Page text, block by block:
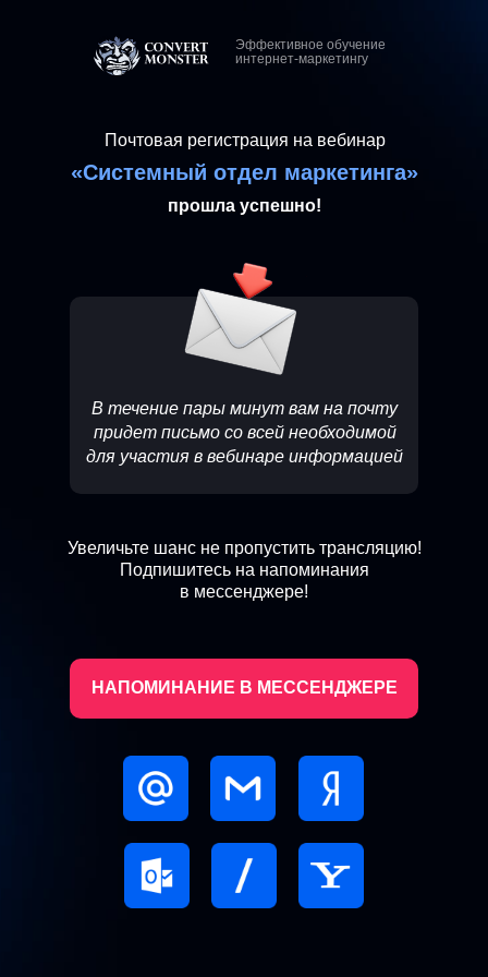
Почтовая регистрация на вебинар
Эффективное обучение
интернет-маркетингу
«Системный отдел маркетинга»
прошла успешно!
В течение пары минут вам на почту
придет письмо со всей необходимой
для участия в вебинаре информацией
Увеличьте шанс не пропустить трансляцию!
Подпишитесь на напоминания
в мессенджере!
НАПОМИНАНИЕ В МЕССЕНДЖЕРЕ